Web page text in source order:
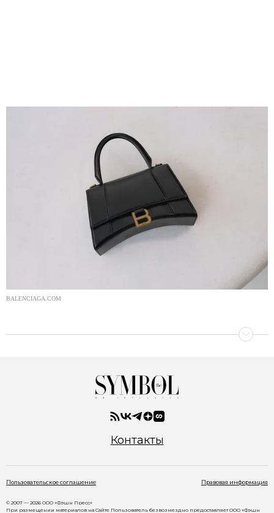
BALENCIAGA.COM
Контакты
Пользовательское соглашение Правовая информация
© 2007 — 2026 ООО «Фэшн Пресс»
При размещении материалов на Сайте Пользователь безвозмездно предоставляет ООО «Фэшн